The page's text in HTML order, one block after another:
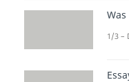
1/3 –